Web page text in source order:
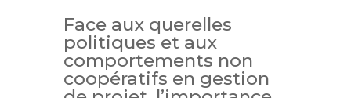
Face aux querelles
politiques et aux
comportements non
coopératifs en gestion